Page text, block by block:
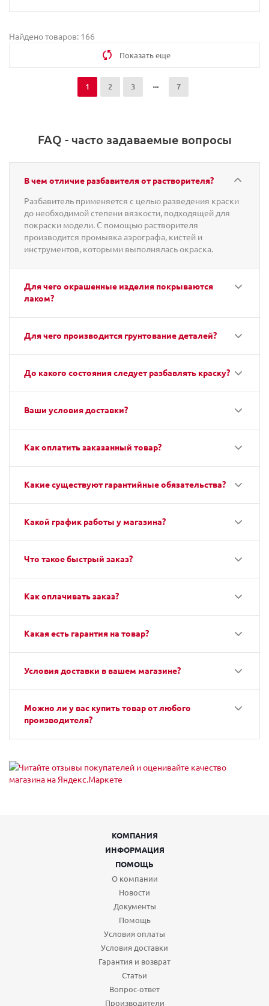
Найдено товаров: 166
Показать еще
1 2 3 7
FAQ - часто задаваемые вопросы
В чем отличие разбавителя от растворителя?
Разбавитель применяется с целью разведения краски
до необходимой степени вязкости, подходящей для
покраски модели. С помощью растворителя
производится промывка аэрографа, кистей и
инструментов, которыми выполнялась окраска.
Для чего окрашенные изделия покрываются
лаком?
Для чего производится грунтование деталей?
До какого состояния следует разбавлять краску?
Ваши условия доставки?
Как оплатить заказанный товар?
Какие существуют гарантийные обязательства?
Какой график работы у магазина?
Что такое быстрый заказ?
Как оплачивать заказ?
Какая есть гарантия на товар?
Условия доставки в вашем магазине?
Можно ли у вас купить товар от любого
производителя?
КОМПАНИЯ
ИНФОРМАЦИЯ
ПОМОЩЬ
О компании
Новости
Документы
Помощь
Условия оплаты
Условия доставки
Гарантия и возврат
Статьи
Вопрос-ответ
Производители